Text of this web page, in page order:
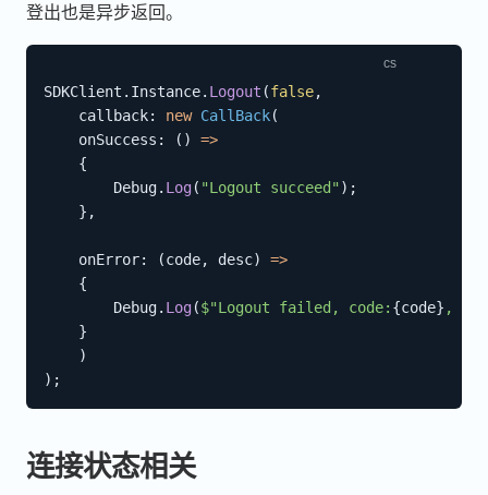
登出也是异步返回。
SDKClient . Instance. Logout (false,
callback: new CallBack(
onSuccess : ( )
=>
{
        Debug
. Log( "Logout succeed" ) ;
} ,
onError: (code, desc)
=>
{
        Debug
. Log($"Logout failed, code: {code} ,
}
)
) ;
连接状态相关